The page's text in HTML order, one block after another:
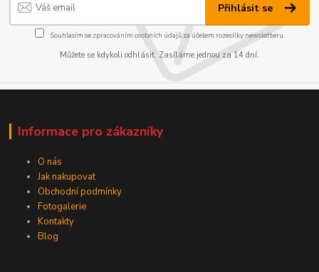
Přihlásit se
Souhlasím se zpracováním osobních údajůza účelem rozesílky newsletteru.
Můžete se kdykoli odhlásit. Zasíláme jednou za 14 dní.
Informace pro zákazníky
O nás
Jak nakupovat
Obchodní podmínky
Fotogalerie
Kontakty
Blog